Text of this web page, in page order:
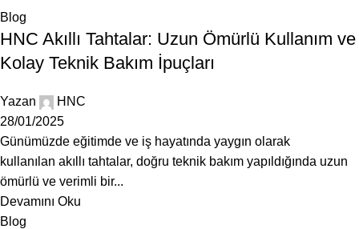
Blog
HNC Akıllı Tahtalar: Uzun Ömürlü Kullanım ve
Kolay Teknik Bakım İpuçları
Yazan
HNC
28/01/2025
Günümüzde eğitimde ve iş hayatında yaygın olarak
kullanılan akıllı tahtalar, doğru teknik bakım yapıldığında uzun
ömürlü ve verimli bir...
Devamını Oku
Blog